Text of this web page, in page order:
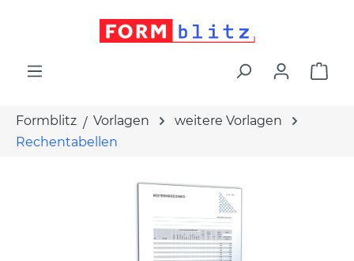
Formblitz Vorlagen
weitere Vorlagen
Rechentabellen